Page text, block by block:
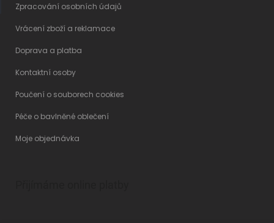
Zpracování osobních údajů
Vrácení zboží a reklamace
Doprava a platba
Kontaktní osoby
Poučení o souborech cookies
Péče o bavlněné oblečení
Moje objednávka